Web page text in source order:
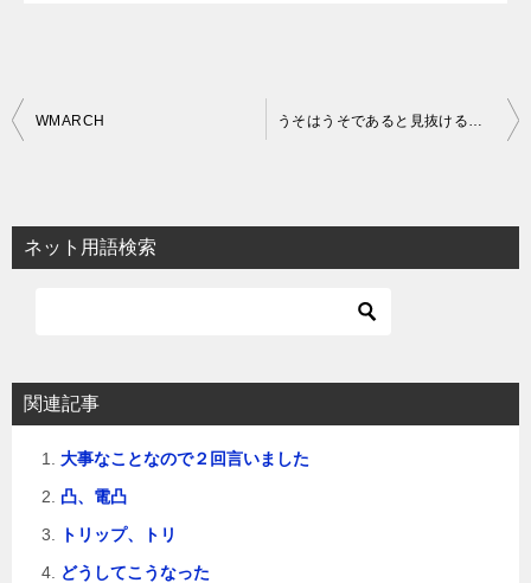
投
ビ
ゲ
ョ
ン
WMARCH うそはうそであると見抜ける人でないと難しい
ネット用語検索
関連記事
大事なことなので２回言いました
凸、電凸
トリップ、トリ
どうしてこうなった